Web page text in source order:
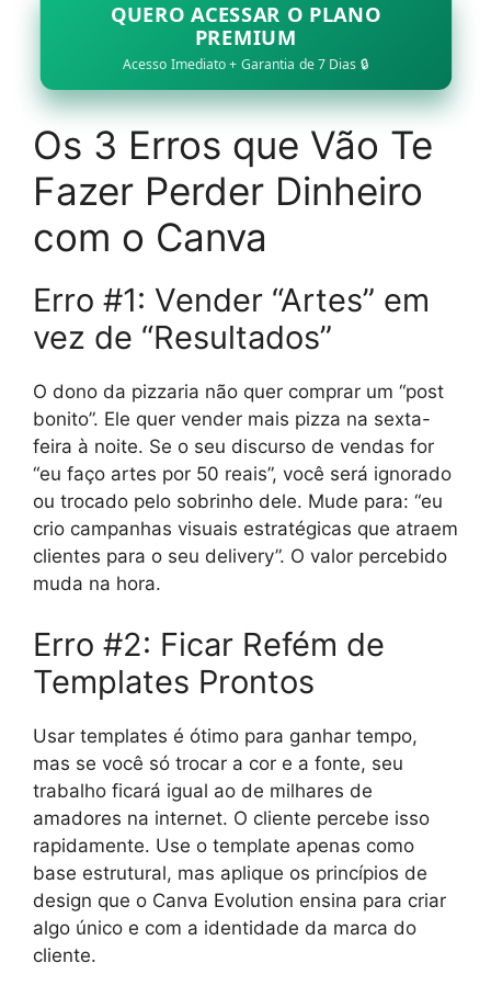
QUERO ACESSAR O PLANO
PREMIUM
Acesso Imediato + Garantia de 7 Dias 🔒
Os 3 Erros que Vão Te
Fazer Perder Dinheiro
com o Canva
Erro #1: Vender “Artes” em
vez de “Resultados”
O dono da pizzaria não quer comprar um “post
bonito”. Ele quer vender mais pizza na sexta-
feira à noite. Se o seu discurso de vendas for
“eu faço artes por 50 reais”, você será ignorado
ou trocado pelo sobrinho dele. Mude para: “eu
crio campanhas visuais estratégicas que atraem
clientes para o seu delivery”. O valor percebido
muda na hora.
Erro #2: Ficar Refém de
Templates Prontos
Usar templates é ótimo para ganhar tempo,
mas se você só trocar a cor e a fonte, seu
trabalho ficará igual ao de milhares de
amadores na internet. O cliente percebe isso
rapidamente. Use o template apenas como
base estrutural, mas aplique os princípios de
design que o Canva Evolution ensina para criar
algo único e com a identidade da marca do
cliente.